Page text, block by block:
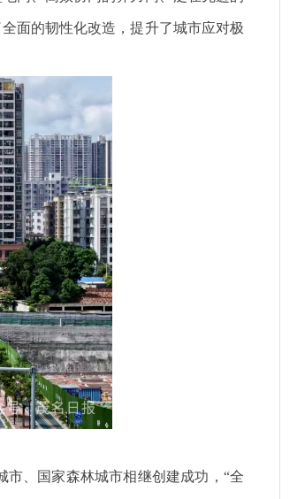
面的韧性化改造，提升了城市应对极
市、国家森林城市相继创建成功，“全